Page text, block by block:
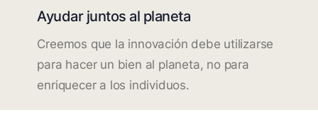
Ayudar juntos al planeta
Creemos que la innovación debe utilizarse
para hacer un bien al planeta, no para
enriquecer a los individuos.